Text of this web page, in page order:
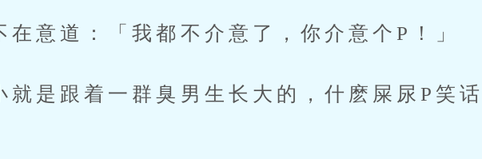
道：「我都不介意了，你介意个P！」
跟着一群臭男生长大的，什麽屎尿P笑话